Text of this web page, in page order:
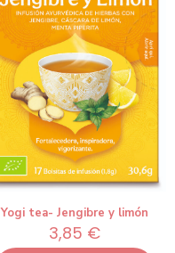
Yogi tea- Jengibre y limón
3,85 €